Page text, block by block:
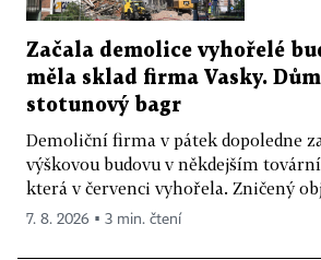
Začala demolice vyhořelé
měla sklad firma Vasky.
stotunový bagr
Demoliční firma v pátek dopoledne
výškovou budovu v někdejším
která v červenci vyhořela. Zničený
7. 8. 2026 ▪ 3 min. čtení